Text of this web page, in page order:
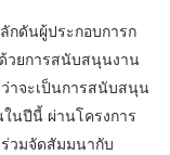
กดันผู้ประกอบการก
วยการสนับสนุนงาน
ว่าจะเป็นการสนับสนุน
ในปีนี้ ผ่านโครงการ
ร่วมจัดสัมมนากับ